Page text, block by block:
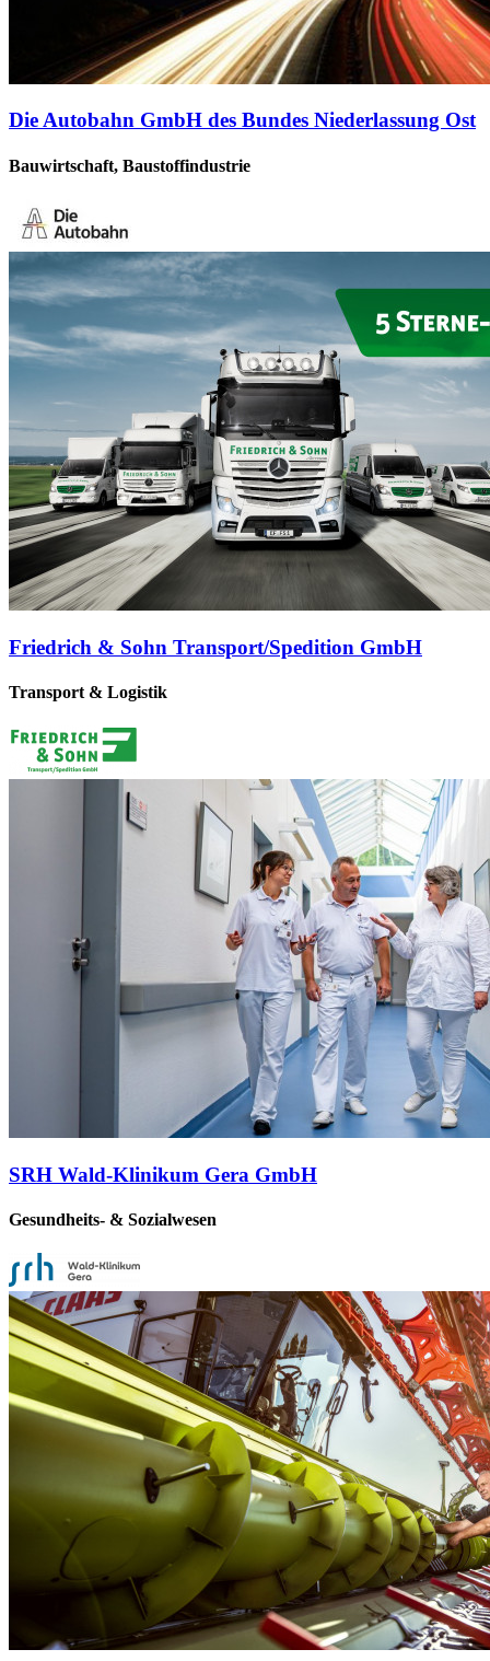
Die Autobahn GmbH des Bundes Niederlassung Ost
Bauwirtschaft, Baustoffindustrie
Friedrich & Sohn Transport/Spedition GmbH
Transport & Logistik
SRH Wald-Klinikum Gera GmbH
Gesundheits- & Sozialwesen